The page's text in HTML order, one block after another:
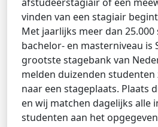
vinden van een stagiair
Met jaarlijks meer dan
bachelor- en masterniveau is
grootste stagebank van
melden duizenden studenten
naar een stageplaats. Plaats
en wij matchen dagelijks alle
studenten aan het